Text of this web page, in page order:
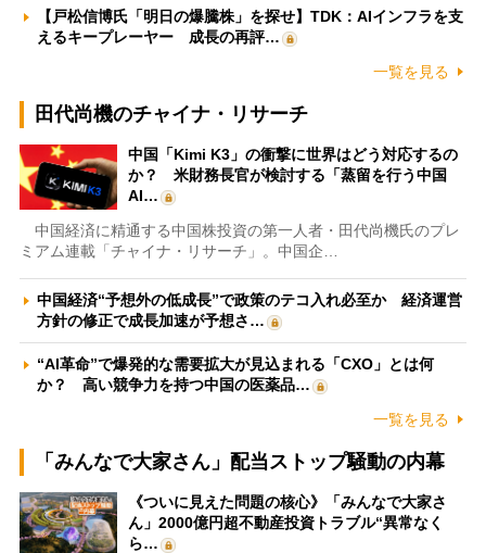
【戸松信博氏「明日の爆騰株」を探せ】TDK：AIインフラを支
えるキープレーヤー 成長の再評…
一覧を見る
田代尚機のチャイナ・リサーチ
中国「Kimi K3」の衝撃に世界はどう対応するの
か？ 米財務長官が検討する「蒸留を行う中国
AI…
中国経済に精通する中国株投資の第一人者・田代尚機氏のプレ
ミアム連載「チャイナ・リサーチ」。中国企…
中国経済“予想外の低成長”で政策のテコ入れ必至か 経済運営
方針の修正で成長加速が予想さ…
“AI革命”で爆発的な需要拡大が見込まれる「CXO」とは何
か？ 高い競争力を持つ中国の医薬品…
一覧を見る
「みんなで大家さん」配当ストップ騒動の内幕
《ついに見えた問題の核心》「みんなで大家さ
ん」2000億円超不動産投資トラブル“異常なく
ら…